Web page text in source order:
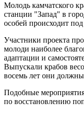
Молодь камчатского
станции "Запад" в
особей происходит
Участники проекта
молоди наиболее
адаптации и
Выпускали крабов
восемь лет они
Подобные
по восстановлению